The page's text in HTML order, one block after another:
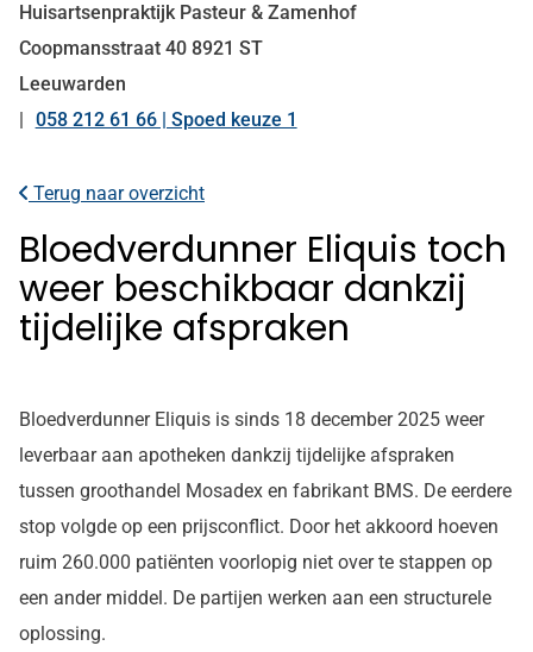
Huisartsenpraktijk Pasteur & Zamenhof
Coopmansstraat 40 8921 ST
Leeuwarden
Tel:
058 212 61 66 | Spoed keuze 1
Terug naar overzicht
Bloedverdunner Eliquis toch
weer beschikbaar dankzij
tijdelijke afspraken
Bloedverdunner Eliquis is sinds 18 december 2025 weer
leverbaar aan apotheken dankzij tijdelijke afspraken
tussen groothandel Mosadex en fabrikant BMS. De eerdere
stop volgde op een prijsconflict. Door het akkoord hoeven
ruim 260.000 patiënten voorlopig niet over te stappen op
een ander middel. De partijen werken aan een structurele
oplossing.